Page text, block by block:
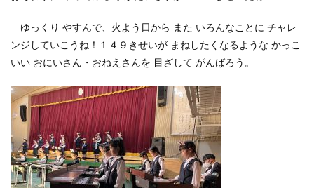
ゆっくり やすんで、火よう日から また いろんなことに チャレ
ンジしていこうね！１４９きせいが まねしたくなるような かっこ
いい おにいさん・おねえさんを 目ざして がんばろう。